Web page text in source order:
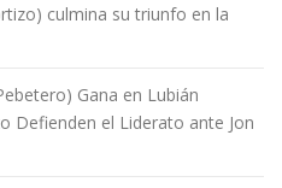
culmina su triunfo en la
Gana en Lubián
Defienden el Liderato ante Jon